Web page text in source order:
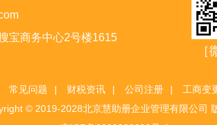
［
宝商务中心2号楼1615
常见问题 | 财税资讯 | 公司注册 | 工商变
© 2019-2028北京慧助册企业管理有限公司